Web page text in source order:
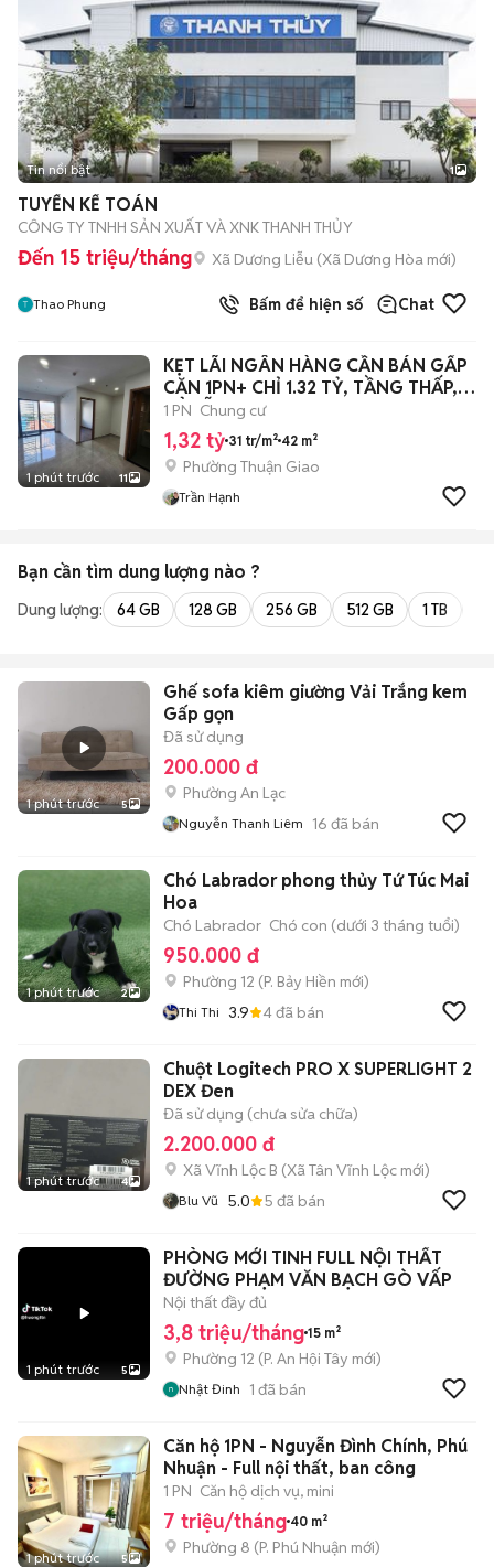
Tin nổi bật 1
TUYỂN KẾ TOÁN
CÔNG TY TNHH SẢN XUẤT VÀ XNK THANH THỦY
Đến 15 triệu/tháng Xã Dương Liễu (Xã Dương Hòa mới)
Thao Phung Bấm để hiện số Chat
1 phút trước 11
KẸT LÃI NGÂN HÀNG CẦN BÁN GẤP
CĂN 1PN+ CHỈ 1.32 TỶ, TẦNG THẤP,
SỔ SẴN
1 PN Chung cư
1,32 tỷ 31 tr/m² 42 m²
Phường Thuận Giao
Trần Hạnh
Bạn cần tìm dung lượng nào ?
Dung lượng: 64 GB 128 GB 256 GB 512 GB 1 TB
1 phút trước 5
Ghế sofa kiêm giường Vải Trắng kem
Gấp gọn
Đã sử dụng
200.000 đ
Phường An Lạc
Nguyễn Thanh Liêm 16 đã bán
1 phút trước 2
Chó Labrador phong thủy Tứ Túc Mai
Hoa
Chó Labrador Chó con (dưới 3 tháng tuổi)
950.000 đ
Phường 12 (P. Bảy Hiền mới)
Thi Thi 3.9 4đã bán
1 phút trước 4
Chuột Logitech PRO X SUPERLIGHT 2
DEX Đen
Đã sử dụng (chưa sửa chữa)
2.200.000 đ
Xã Vĩnh Lộc B (Xã Tân Vĩnh Lộc mới)
Blu Vũ 5.0 5 đã bán
1 phút trước 5
PHÒNG MỚI TINH FULL NỘI THẤT
ĐƯỜNG PHẠM VĂN BẠCH GÒ VẤP
Nội thất đầy đủ
3,8 triệu/tháng 15 m²
Phường 12 (P. An Hội Tây mới)
Nhật Đinh 1 đã bán
1 phút trước 5
Căn hộ 1PN - Nguyễn Đình Chính, Phú
Nhuận - Full nội thất, ban công
1 PN Căn hộ dịch vụ, mini
7 triệu/tháng 40 m²
Phường 8 (P. Phú Nhuận mới)